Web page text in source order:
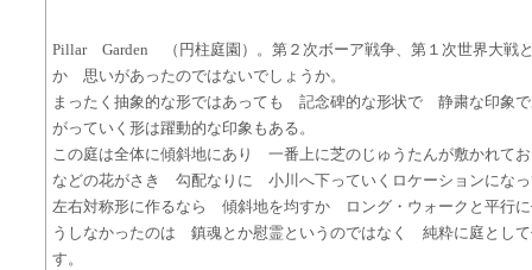
Pillar Garden （円柱庭園）。第２次ボーア戦争、第１次世界大戦
か 思いがあったのではないでしょうか。
まったく抽象的な形ではあっても 記念碑的な形状で 静粛な印象
がっていく形は躍動的な印象もある。
この庭は全体に傾斜地にあり 一番上に芝のじゅうたんが敷かれ
などの花がさき 勾配なりに 小川へ下っていくロケーションにな
左右対称形に作るなら 傾斜地を均すか ロング・ウォークと平行に
うしなかったのは 鎮魂とか慰霊というのではなく 純粋に庭とし
す。